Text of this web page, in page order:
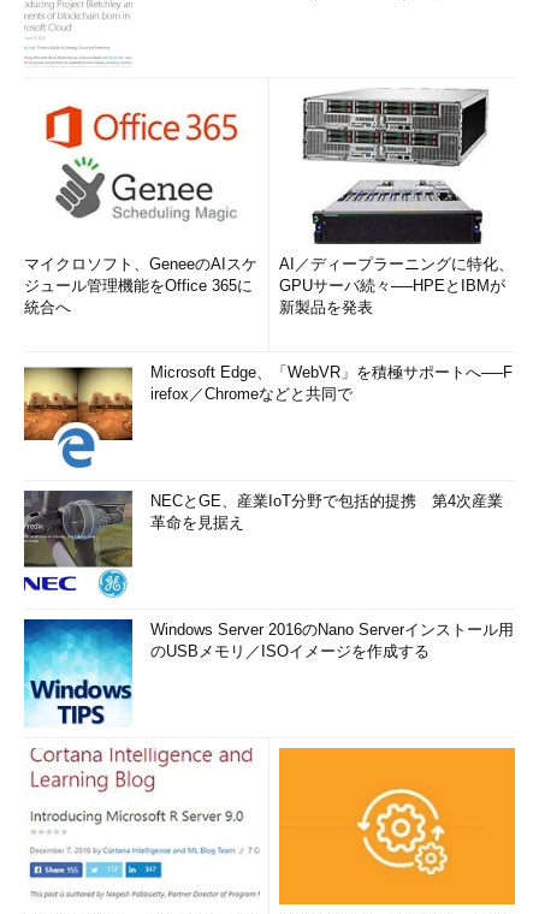
マイクロソフト、GeneeのAIスケ
ジュール管理機能をOffice 365に
統合へ
AI／ディープラーニングに特化、
GPUサーバ続々──HPEとIBMが
新製品を発表
Microsoft Edge、「WebVR」を積極サポートへ──F
irefox／Chromeなどと共同で
NECとGE、産業IoT分野で包括的提携 第4次産業
革命を見据え
Windows Server 2016のNano Serverインストール用
のUSBメモリ／ISOイメージを作成する